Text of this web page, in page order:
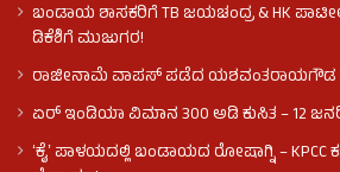
ಬಂಡಾಯ ಶಾಸಕರಿಗೆ TB ಜಯಚಂದ್ರ & HK
ಡಿಕೆಶಿಗೆ ಮುಜುಗರ!
ರಾಜೀನಾಮೆ ವಾಪಸ್ ಪಡೆದ ಯಶವಂತರಾಯಗೌಡ
ಏರ್ ಇಂಡಿಯಾ ವಿಮಾನ 300 ಅಡಿ ಕುಸಿತ – 12
ʻಕೈʼ​ ಪಾಳಯದಲ್ಲಿ ಬಂಡಾಯದ ರೋಷಾಗ್ನಿ – KPCC